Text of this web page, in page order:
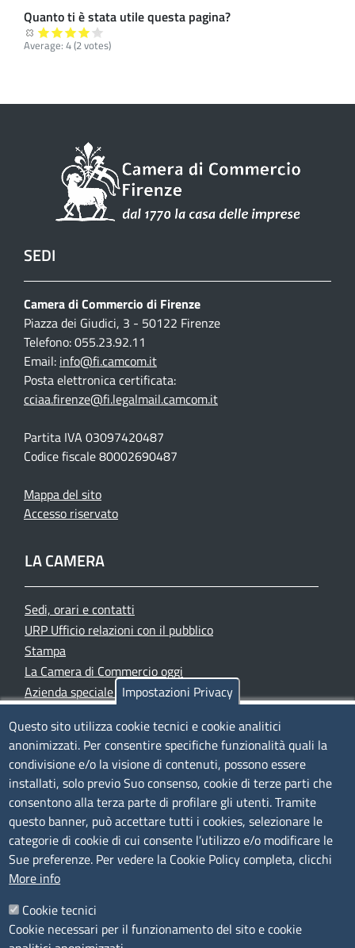
Quanto ti è stata utile questa pagina?
Average: 4(2votes)
SEDI
Camera di Commercio di Firenze
Piazza dei Giudici, 3 - 50122 Firenze
Telefono: 055.23.92.11
Email: info@fi.camcom.it
Posta elettronica certificata:
cciaa.firenze@fi.legalmail.camcom.it
Partita IVA 03097420487
Codice fiscale 80002690487
Mappa del sito
Accesso riservato
LA CAMERA
Sedi, orari e contatti
URP Ufficio relazioni con il pubblico
Stampa
La Camera di Commercio oggi
Azienda speciale PromoFirenze
TRASPARENZA
Albo Online
Amministrazione trasparente
Bandi e concorsi
Segnalazioni Whistleblowing
Accessibilità
Informative privacy e cookie
Verifiche PA
Impostazioni Privacy
Questo sito utilizza cookie tecnici e cookie analitici
anonimizzati. Per consentire specifiche funzionalità quali la
condivisione e/o la visione di contenuti, possono essere
installati, solo previo Suo consenso, cookie di terze parti che
consentono alla terza parte di profilare gli utenti. Tramite
questo banner, può accettare tutti i cookies, selezionare le
categorie di cookie di cui consente l’utilizzo e/o modificare le
Sue preferenze. Per vedere la Cookie Policy completa, clicchi
More info
Cookie tecnici
Cookie necessari per il funzionamento del sito e cookie